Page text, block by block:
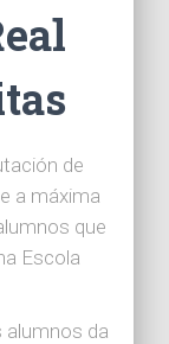
de
a máxima
que
Escola
alumnos da